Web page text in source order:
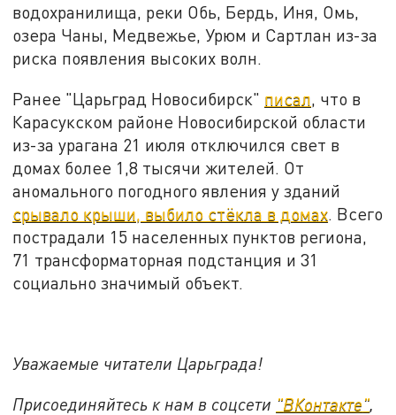
водохранилища, реки Обь, Бердь, Иня, Омь,
озера Чаны, Медвежье, Урюм и Сартлан из-за
риска появления высоких волн.
Ранее "Царьград Новосибирск" писал , что в
Карасукском районе Новосибирской области
из-за урагана 21 июля отключился свет в
домах более 1,8 тысячи жителей. От
аномального погодного явления у зданий
срывало крыши, выбило стёкла в домах . Всего
пострадали 15 населенных пунктов региона,
71 трансформаторная подстанция и 31
социально значимый объект.
Уважаемые читатели Царьграда!
Присоединяйтесь к нам в соцсети "ВКонтакте"